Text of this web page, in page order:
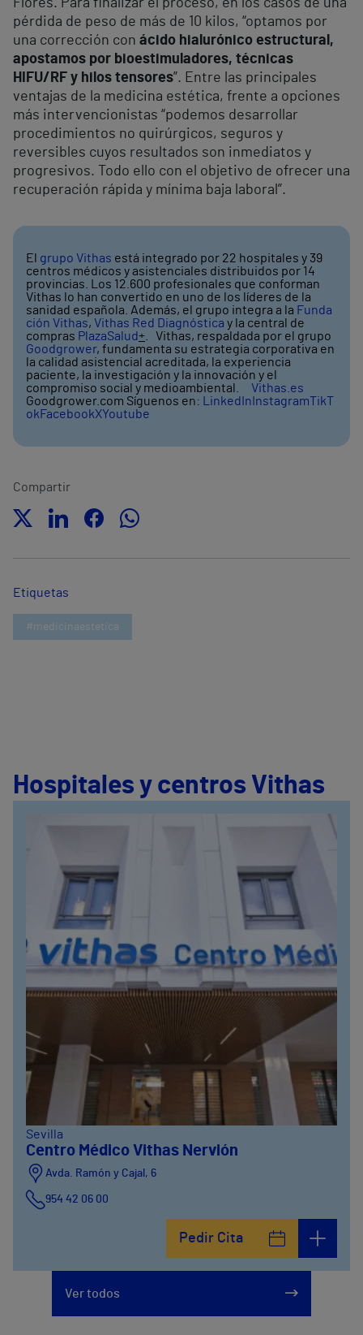
Flores. Para finalizar el proceso, en los casos de una
pérdida de peso de más de 10 kilos, “optamos por
una corrección con ácido hialurónico estructural,
apostamos por bioestimuladores, técnicas
HIFU/RF y hilos tensores”. Entre las principales
ventajas de la medicina estética, frente a opciones
más intervencionistas “podemos desarrollar
procedimientos no quirúrgicos, seguros y
reversibles cuyos resultados son inmediatos y
progresivos. Todo ello con el objetivo de ofrecer una
recuperación rápida y mínima baja laboral”.
El grupo Vithas está integrado por 22 hospitales y 39
centros médicos y asistenciales distribuidos por 14
provincias. Los 12.600 profesionales que conforman
Vithas lo han convertido en uno de los líderes de la
sanidad española. Además, el grupo integra a la Funda
ción Vithas, Vithas Red Diagnóstica y la central de
compras PlazaSalud+ . Vithas, respaldada por el grupo
Goodgrower, fundamenta su estrategia corporativa en
la calidad asistencial acreditada, la experiencia
paciente, la investigación y la innovación y el
compromiso social y medioambiental. Vithas.es
Goodgrower.com Síguenos en:
LinkedIn InstagramTikT
okFacebookXYoutube
Compartir
Etiquetas
#medicinaestetica
Hospitales y centros Vithas
Sevilla
Centro Médico Vithas Nervión
Avda. Ramón y Cajal, 6
954 42 06 00
Pedir Cita
Ver todos